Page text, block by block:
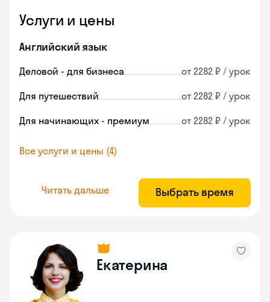
Услуги и цены
Английский язык
Деловой - для бизнеса от 2282 ₽ / урок
Для путешествий от 2282 ₽ / урок
Для начинающих - премиум от 2282 ₽ / урок
Все услуги и цены (4)
Читать дальше Выбрать время
Екатерина